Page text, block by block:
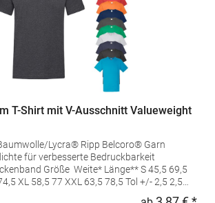
T-Shirt mit V-Ausschnitt Valueweight
Lycra® Ripp Belcoro® Garn
für verbesserte Bedruckbarkeit
Länge** S 45,5 69,5